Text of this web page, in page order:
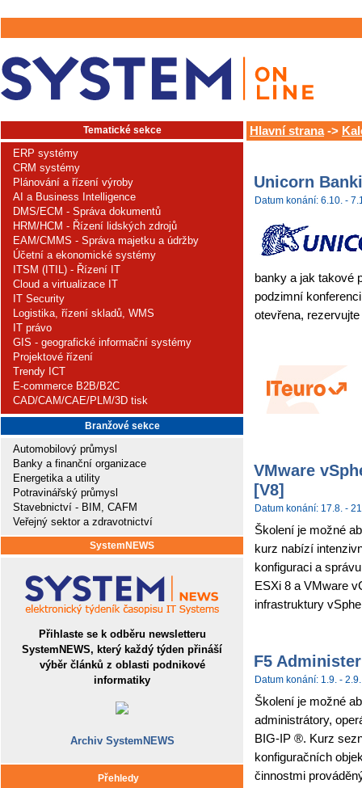
Tematické sekce
ERP systémy
CRM systémy
Plánování a řízení výroby
AI a Business Intelligence
DMS/ECM - Správa dokumentů
HRM/HCM - Řízení lidských zdrojů
EAM/CMMS - Správa majetku a údržby
Účetní a ekonomické systémy
ITSM (ITIL) - Řízení IT
Cloud a virtualizace IT
IT Security
Logistika, řízení skladů, WMS
IT právo
GIS - geografické informační systémy
Projektové řízení
Trendy ICT
E-commerce B2B/B2C
CAD/CAM/CAE/PLM/3D tisk
Branžové sekce
Automobilový průmysl
Banky a finanční organizace
Energetika a utility
Potravinářský průmysl
Stavebnictví - BIM, CAFM
Veřejný sektor a zdravotnictví
SystemNEWS
Přihlaste se k odběru newsletteru
SystemNEWS, který každý týden přináší
výběr článků z oblasti podnikové
informatiky
Archiv SystemNEWS
Přehledy
Hlavní strana->
Unicorn
Datum konání: 6.10. -
banky a jak takové
podzimní
otevřena,
VMware
[V8]
Datum konání: 17.8. -
Školení je možné
kurz nabízí
konfiguraci a
ESXi 8 a VMware
infrastruktury
F5
Datum konání: 1.9. - 2.9.
Školení je možné
administrátory,
BIG-IP ®. Kurz
konfiguračních
činnostmi